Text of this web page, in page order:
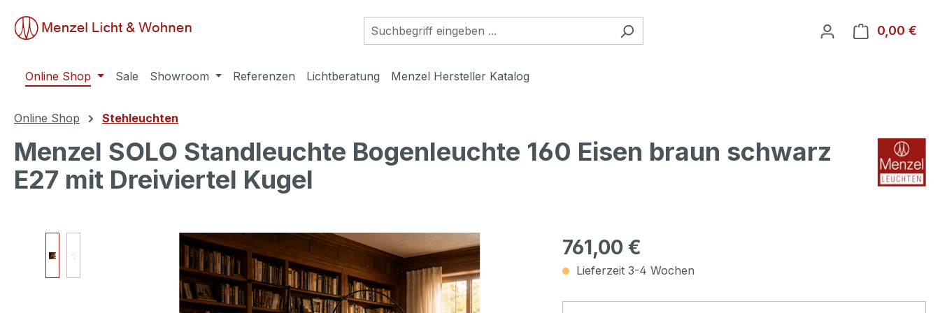
0,00 €
Online Shop Sale Showroom Referenzen Lichtberatung Menzel Hersteller Katalog
Online Shop Stehleuchten
Menzel SOLO Standleuchte Bogenleuchte 160 Eisen braun schwarz
E27 mit Dreiviertel Kugel
761,00 €
Lieferzeit 3-4 Wochen